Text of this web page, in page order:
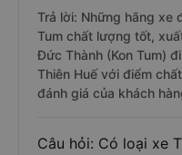
Trả lời: Những hãng xe
Tum chất lượng tốt,
Đức Thành (Kon Tum)
Thiên Huế với điểm
đánh giá của khách
Câu hỏi: Có loại xe